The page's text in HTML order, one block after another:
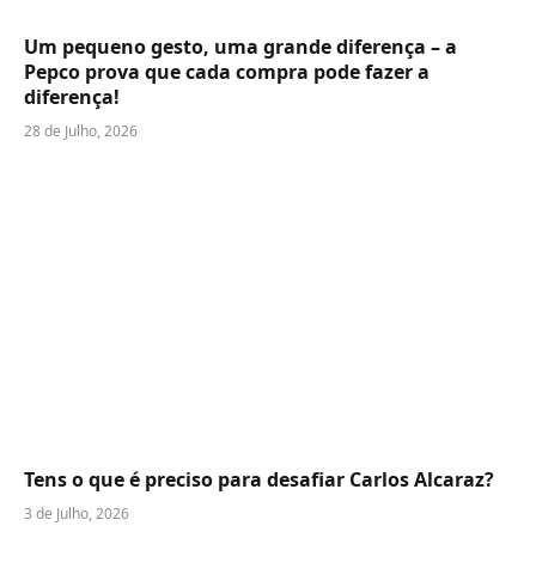
Um pequeno gesto, uma grande diferença – a
Pepco prova que cada compra pode fazer a
diferença!
28 de Julho, 2026
Tens o que é preciso para desafiar Carlos Alcaraz?
3 de Julho, 2026